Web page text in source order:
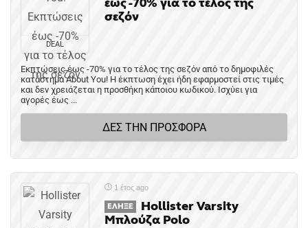
DEAL
έως -70% για το τέλος της
σεζόν
Εκπτώσεις έως -70% για το τέλος της σεζόν από το δημοφιλές
κατάστημα About You! Η έκπτωση έχει ήδη εφαρμοστεί στις τιμές
και δεν χρειάζεται η προσθήκη κάποιου κωδικού. Ισχύει για
αγορές έως ...
ΔΕΣ ΤΗΝ ΠΡΟΣΦΟΡΑ
1 έτος ago
ΈΛΗΞΕ
Hollister Varsity
Μπλούζα Polo